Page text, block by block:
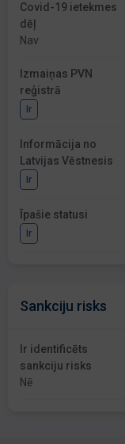
Covid-19 ietekmes
dēļ
Nav
Izmaiņas PVN
reģistrā
Ir
Informācija no
Latvijas Vēstnesis
Ir
Īpašie statusi
Ir
Sankciju risks
Ir identificēts
sankciju risks
Nē